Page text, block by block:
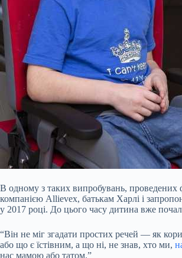
В одному з таких випробувань,
компанією Allievex, батькам Харлі і
у 2017 році. До цього часу дитина вже
“Він не міг згадати простих речей — як
або що є їстівним, а що ні, не знав, хто ми,
нас мамою або татом.”